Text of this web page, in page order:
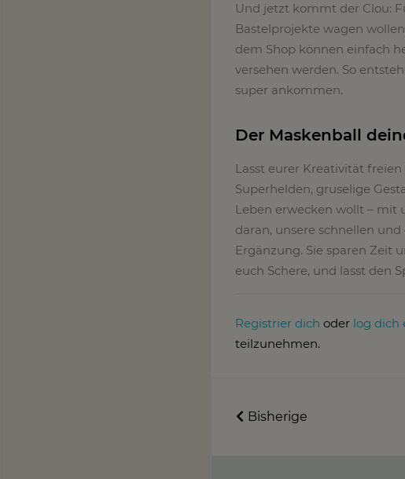
Und jetzt kommt der Clou:
Bastelprojekte wagen
dem Shop können einfach
versehen werden. So
super ankommen.
Der Maskenball
Lasst eurer Kreativität
Superhelden, gruselige
Leben erwecken wollt – mit
daran, unsere schnellen
Ergänzung. Sie sparen Zeit
euch Schere, und lasst den
Registrier dich oder log dich
teilzunehmen.
Bisherige